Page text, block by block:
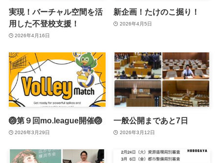
実現！バーチャル空間を活
用した不登校支援！
2026年4月16日
新企画！たけのこ掘り！
2026年4月5日
🏐第９回mo.league開催🏐
2026年3月29日
一般公開まであと7日
2026年3月12日